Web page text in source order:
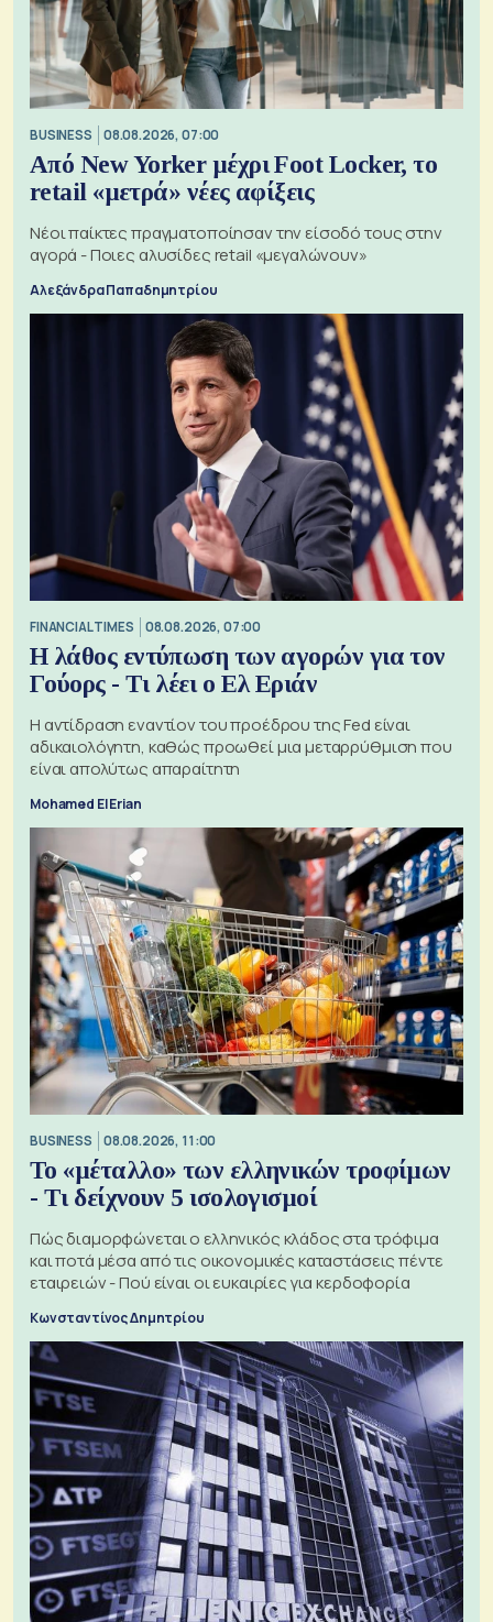
BUSINESS 08.08.2026, 07:00
Από New Yorker μέχρι Foot Locker, το
retail «μετρά» νέες αφίξεις
Νέοι παίκτες πραγματοποίησαν την είσοδό τους στην
αγορά - Ποιες αλυσίδες retail «μεγαλώνουν»
Αλεξάνδρα Παπαδημητρίου
FINANCIAL TIMES 08.08.2026, 07:00
Η λάθος εντύπωση των αγορών για τον
Γούορς - Τι λέει ο Ελ Εριάν
Η αντίδραση εναντίον του προέδρου της Fed είναι
αδικαιολόγητη, καθώς προωθεί μια μεταρρύθμιση που
είναι απολύτως απαραίτητη
Mohamed El Erian
BUSINESS 08.08.2026, 11:00
Το «μέταλλο» των ελληνικών τροφίμων
- Τι δείχνουν 5 ισολογισμοί
Πώς διαμορφώνεται ο ελληνικός κλάδος στα τρόφιμα
και ποτά μέσα από τις οικονομικές καταστάσεις πέντε
εταιρειών - Πού είναι οι ευκαιρίες για κερδοφορία
Κωνσταντίνος Δημητρίου